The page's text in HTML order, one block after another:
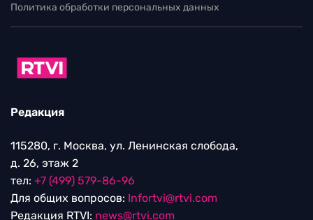
Политика обработки персональных данных
Редакция
115280, г. Москва, ул. Ленинская слобода,
д. 26, этаж 2
тел: +7 (499) 579-86-96
Для общих вопросов: Infortvi@rtvi.com
Редакция RTVI: news@rtvi.com